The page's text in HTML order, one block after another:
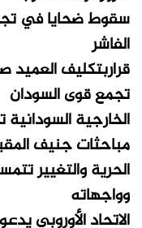
سقوط ضحايا في
الفاشر
قراربتكليف
تجمع قوى السودان
الخارجية
مباحثات جنيف
الحرية والتغيير
وواجهاته
الاتحاد الأوروبي